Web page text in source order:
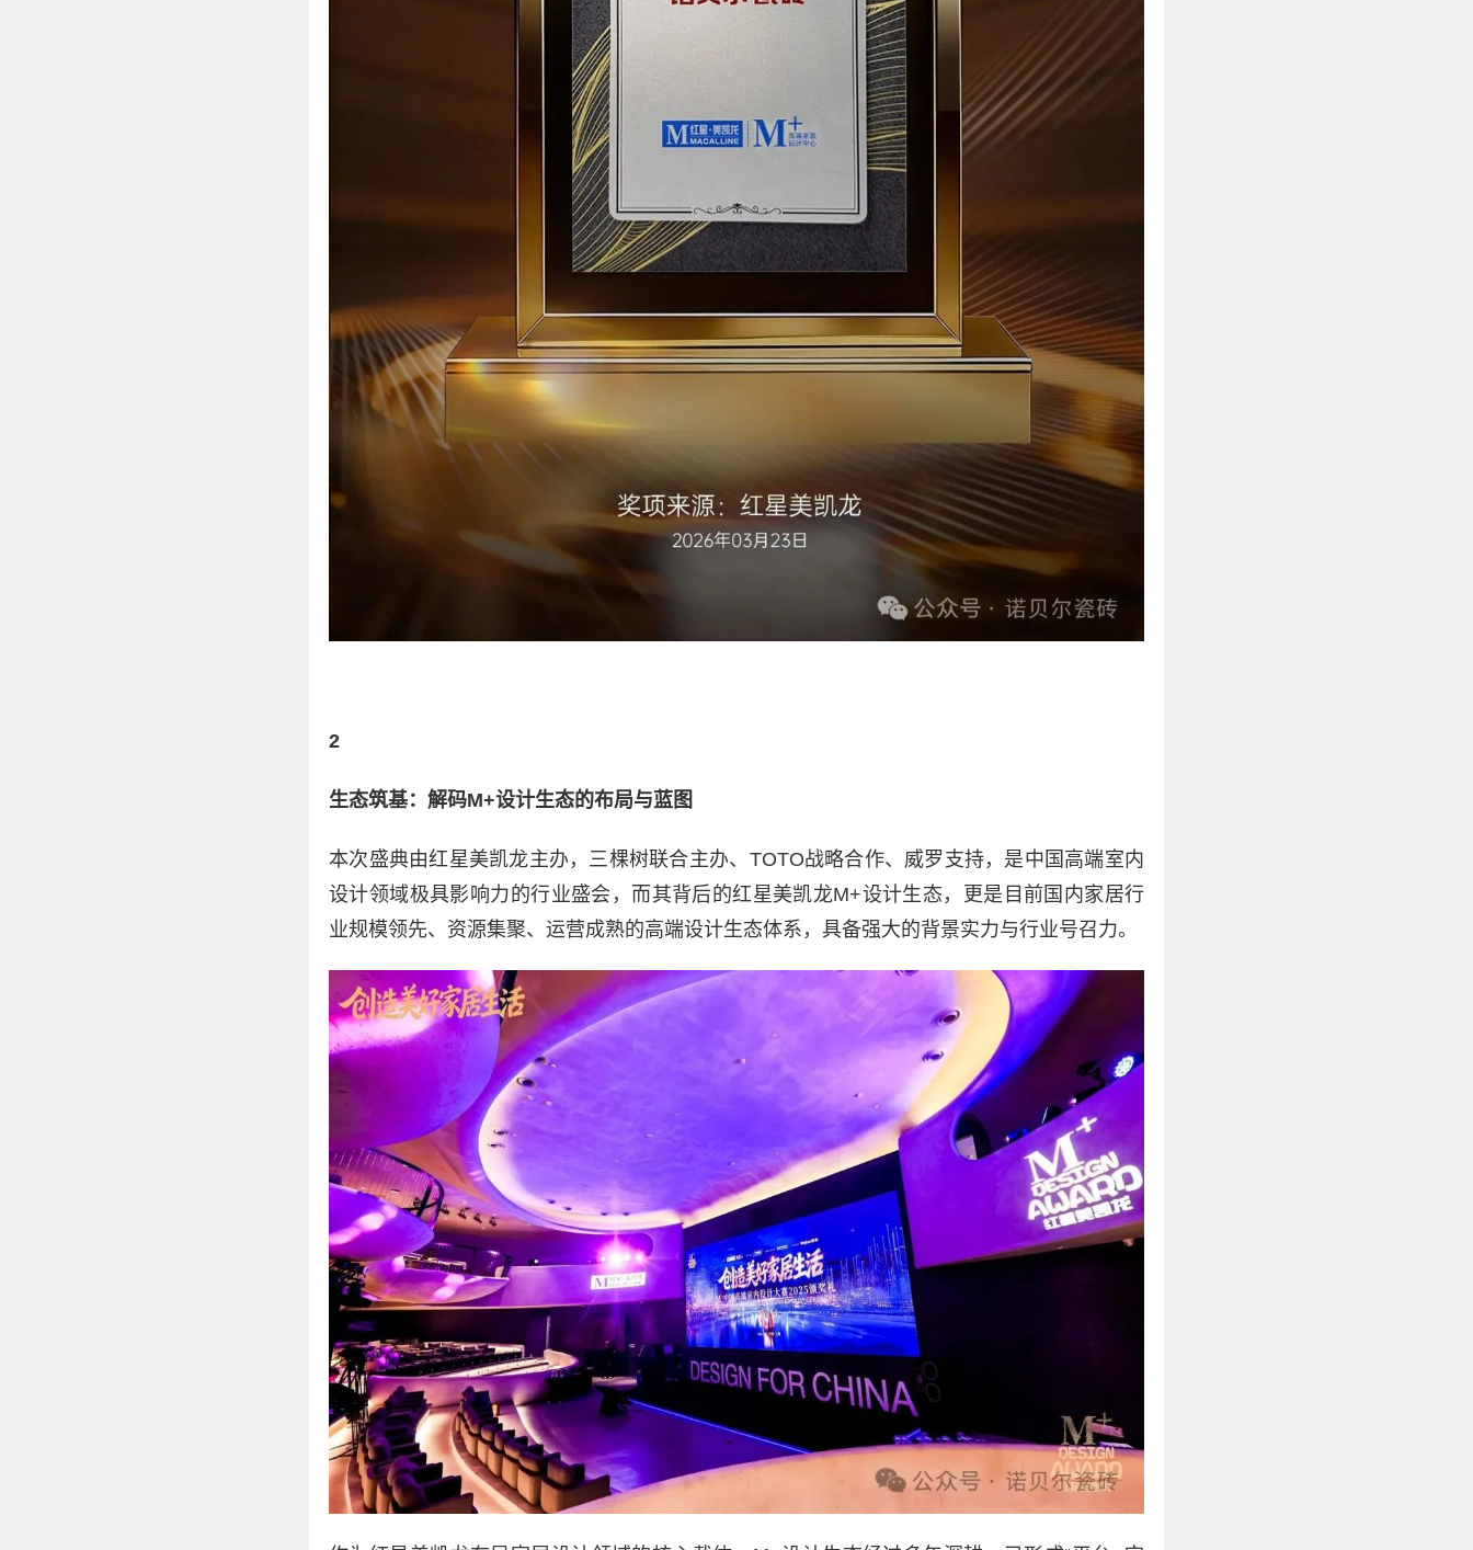
2
生态筑基：解码M+设计生态的布局与蓝图
本次盛典由红星美凯龙主办，三棵树联合主办、TOTO战略合作、威罗支持，是中国高端室内
设计领域极具影响力的行业盛会，而其背后的红星美凯龙M+设计生态，更是目前国内家居行
业规模领先、资源集聚、运营成熟的高端设计生态体系，具备强大的背景实力与行业号召力。